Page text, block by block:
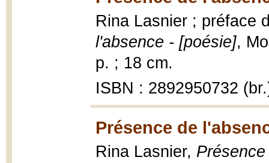
Rina Lasnier ; préface
l'absence - [poésie],
p. ; 18 cm.
ISBN : 2892950732
Présence de
Rina Lasnier,